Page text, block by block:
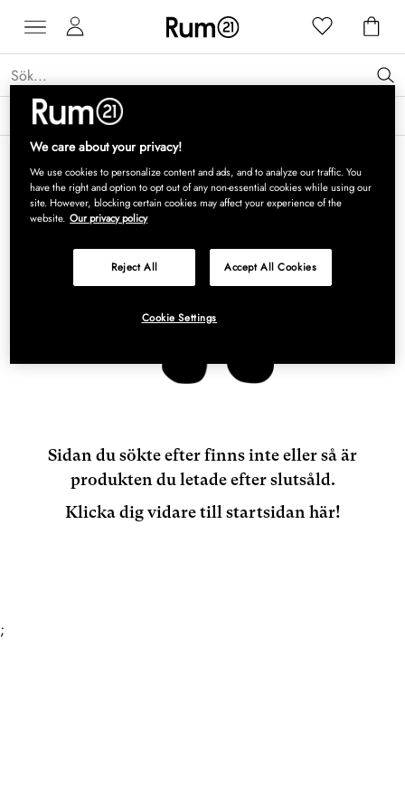
Få 15 % rabatt på Grythyttan Stålmöbler* →
Sidan du sökte efter finns inte eller så är
produkten du letade efter slutsåld.
Klicka dig vidare till startsidan här!
;
We care about your privacy!
We use cookies to personalize content and ads, and to analyze our traffic. You
have the right and option to opt out of any non-essential cookies while using our
site. However, blocking certain cookies may affect your experience of the
website. Our privacy policy
Reject All Accept All Cookies
Cookie Settings